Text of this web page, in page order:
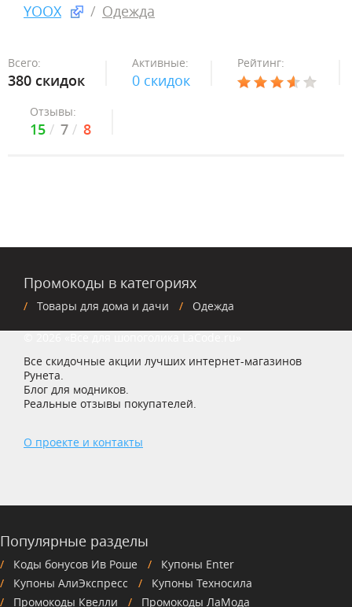
YOOX Одежда
Всего:
380 скидок
Активные:
0 скидок
Рейтинг:
Отзывы:
15 7 8
Промокоды в категориях
Товары для дома и дачи Одежда
Все скидочные акции лучших интернет-магазинов
Рунета.
Блог для модников.
Реальные отзывы покупателей.
О проекте и контакты
Популярные разделы
Коды бонусов Ив Роше
Купоны Enter
Купоны АлиЭкспресс
Купоны Техносила
Промокоды Квелли
Промокоды ЛаМода